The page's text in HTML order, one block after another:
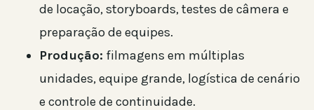
de locação, storyboards, testes de câmera e
preparação de equipes.
Produção: filmagens em múltiplas
unidades, equipe grande, logística de cenário
e controle de continuidade.